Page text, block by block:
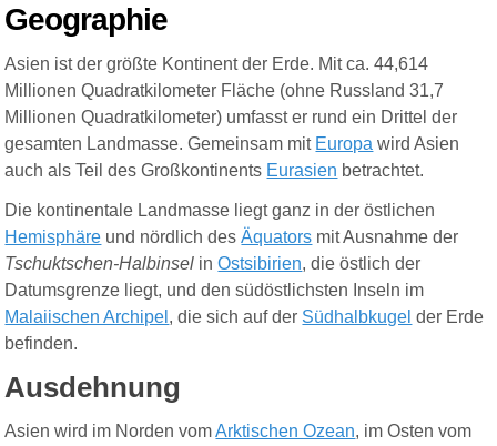
Geographie
Asien ist der größte Kontinent der Erde. Mit ca. 44,614
Millionen Quadratkilometer Fläche (ohne Russland 31,7
Millionen Quadratkilometer) umfasst er rund ein Drittel der
gesamten Landmasse. Gemeinsam mit Europa wird Asien
auch als Teil des Großkontinents Eurasien betrachtet.
Die kontinentale Landmasse liegt ganz in der östlichen
Hemisphäre und nördlich desÄquators mit Ausnahme der
Tschuktschen-Halbinsel inOstsibirien, die östlich der
Datumsgrenze liegt, und den südöstlichsten Inseln im
Malaiischen Archipel , die sich auf der Südhalbkugel der Erde
befinden.
Ausdehnung
Asien wird im Norden vomArktischen Ozean, im Osten vom